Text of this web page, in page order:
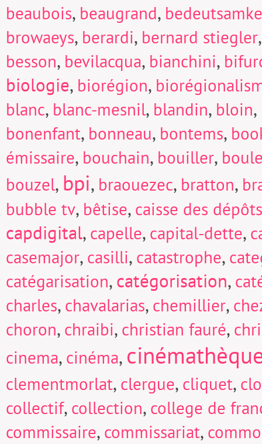
beaubois, beaugrand,
browaeys, berardi, bernard stiegler
besson, bevilacqua, bianchini,
biologie, biorégion,
blanc, blanc-mesnil, blandin, bloin,
bonenfant, bonneau, bontems,
émissaire, bouchain, bouiller,
bouzel, bpi, braouezec, bratton,
bubble tv, bêtise, caisse des
capdigital, capelle, capital-dette,
casemajor, casilli, catastrophe,
catégarisation,catégorisation,
charles, chavalarias, chemillier,
choron, chraibi, christian fauré,
cinema, cinéma,
clementmorlat, clergue, cliquet,
collectif, collection, college de
commissaire, commissariat,